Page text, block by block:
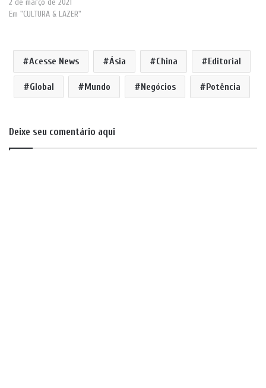
própria imagem ao seu negócio,
ou seja, estampar seu nome na
acima), requer um certo
cuidado, porque as suas ações,
refletirão diretamente no…
2 de março de 2021
Em "CULTURA & LAZER"
Acesse News Ásia China Editorial
Global Mundo Negócios Potência
Deixe seu comentário aqui